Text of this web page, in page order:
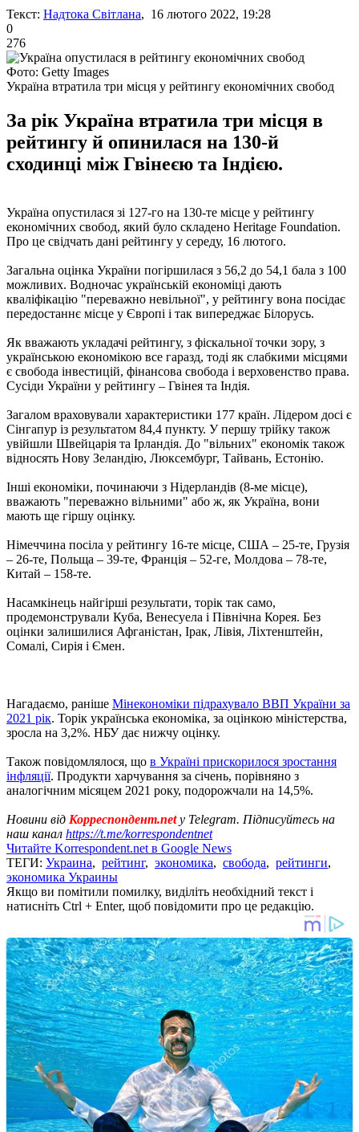
Текст: Надтока Світлана, 16 лютого 2022, 19:28
0
276
Фото: Getty Images
Україна втратила три місця у рейтингу економічних свобод
За рік Україна втратила три місця в
рейтингу й опинилася на 130-й
сходинці між Гвінеєю та Індією.
Україна опустилася зі 127-го на 130-те місце у рейтингу
економічних свобод, який було складено Heritage Foundation.
Про це свідчать дані рейтингу у середу, 16 лютого.
Загальна оцінка України погіршилася з 56,2 до 54,1 бала з 100
можливих. Водночас українській економіці дають
кваліфікацію "переважно невільної", у рейтингу вона посідає
передостаннє місце у Європі і так випереджає Білорусь.
Як вважають укладачі рейтингу, з фіскальної точки зору, з
українською економікою все гаразд, тоді як слабкими місцями
є свобода інвестицій, фінансова свобода і верховенство права.
Сусіди України у рейтингу – Гвінея та Індія.
Загалом враховували характеристики 177 країн. Лідером досі є
Сінгапур із результатом 84,4 пункту. У першу трійку також
увійшли Швейцарія та Ірландія. До "вільних" економік також
відносять Нову Зеландію, Люксембург, Тайвань, Естонію.
Інші економіки, починаючи з Нідерландів (8-ме місце),
вважають "переважно вільними" або ж, як Україна, вони
мають ще гіршу оцінку.
Німеччина посіла у рейтингу 16-те місце, США – 25-те, Грузія
– 26-те, Польща – 39-те, Франція – 52-ге, Молдова – 78-те,
Китай – 158-те.
Насамкінець найгірші результати, торік так само,
продемонстрували Куба, Венесуела і Північна Корея. Без
оцінки залишилися Афганістан, Ірак, Лівія, Ліхтенштейн,
Сомалі, Сирія і Ємен.
Нагадаємо, раніше Мінекономіки підрахувало ВВП України за
2021 рік. Торік українська економіка, за оцінкою міністерства,
зросла на 3,2%. НБУ дає нижчу оцінку.
Також повідомлялося, що в Україні прискорилося зростання
інфляції. Продукти харчування за січень, порівняно з
аналогічним місяцем 2021 року, подорожчали на 14,5%.
Новини від Корреспондент.netу Telegram. Підписуйтесь на
наш канал https://t.me/korrespondentnet
Читайте Korrespondent.net в Google News
ТЕГИ: Украина, рейтинг, экономика, свобода, рейтинги,
экономика Украины
Якщо ви помітили помилку, виділіть необхідний текст і
натисніть Ctrl + Enter, щоб повідомити про це редакцію.